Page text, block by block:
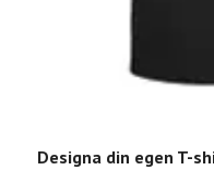
Designa din egen T-